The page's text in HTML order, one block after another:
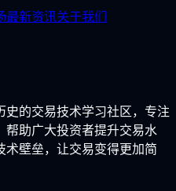
最新资讯关于我们
史的交易技术学习社区，专注
帮助广大投资者提升交易水
术壁垒，让交易变得更加简